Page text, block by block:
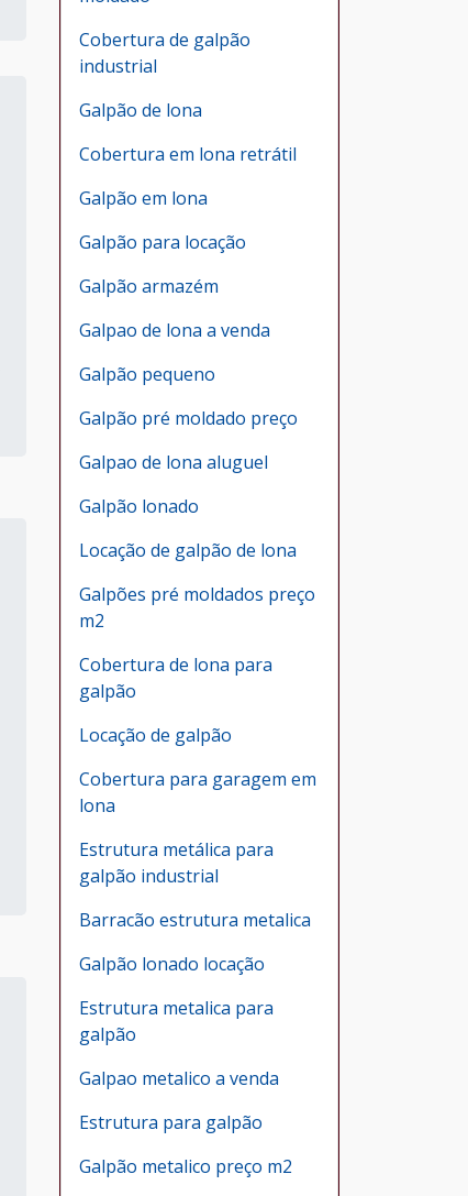
Cobertura de galpão
industrial
Galpão de lona
Cobertura em lona retrátil
Galpão em lona
Galpão para locação
Galpão armazém
Galpao de lona a venda
Galpão pequeno
Galpão pré moldado preço
Galpao de lona aluguel
Galpão lonado
Locação de galpão de lona
Galpões pré moldados preço
m2
Cobertura de lona para
galpão
Locação de galpão
Cobertura para garagem em
lona
Estrutura metálica para
galpão industrial
Barracão estrutura metalica
Galpão lonado locação
Estrutura metalica para
galpão
Galpao metalico a venda
Estrutura para galpão
Galpão metalico preço m2